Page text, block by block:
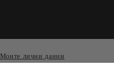
Моите лични данни